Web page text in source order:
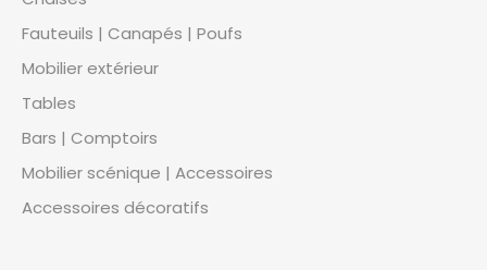
Fauteuils | Canapés | Poufs
Mobilier extérieur
Tables
Bars | Comptoirs
Mobilier scénique | Accessoires
Accessoires décoratifs